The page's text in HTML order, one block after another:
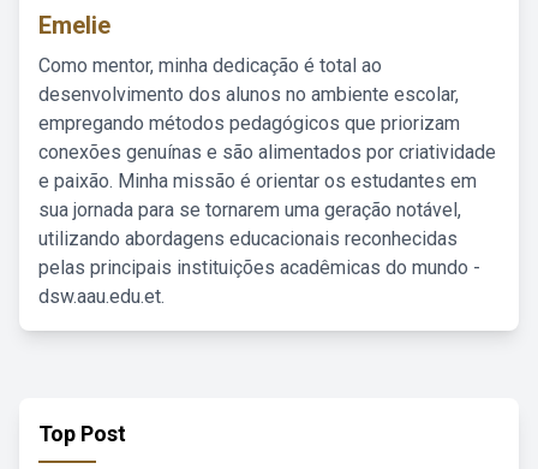
Emelie
Como mentor, minha dedicação é total ao
desenvolvimento dos alunos no ambiente escolar,
empregando métodos pedagógicos que priorizam
conexões genuínas e são alimentados por criatividade
e paixão. Minha missão é orientar os estudantes em
sua jornada para se tornarem uma geração notável,
utilizando abordagens educacionais reconhecidas
pelas principais instituições acadêmicas do mundo -
dsw.aau.edu.et.
Top Post